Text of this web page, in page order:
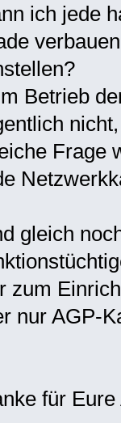
ich jede
Betrieb
Frage
gleich
zum
nur AGP-
für